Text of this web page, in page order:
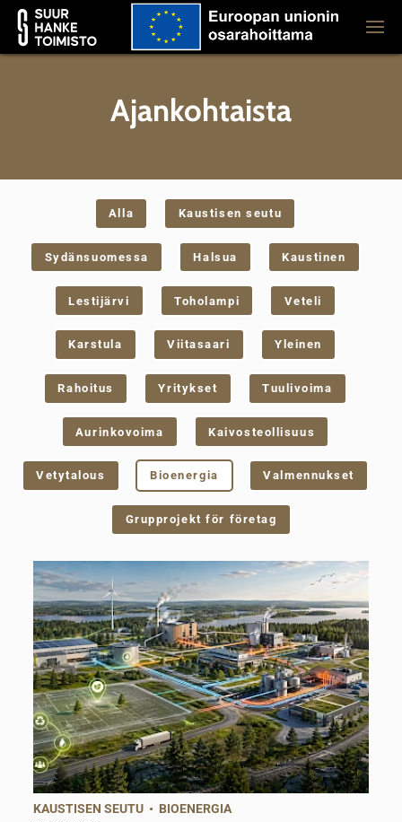
Ajankohtaista
Alla Kaustisen seutu
Sydänsuomessa Halsua Kaustinen
Lestijärvi Toholampi Veteli
Karstula Viitasaari Yleinen
Rahoitus Yritykset Tuulivoima
Aurinkovoima Kaivosteollisuus
Vetytalous Bioenergia Valmennukset
Grupprojekt för företag
KAUSTISEN SEUTU • BIOENERGIA